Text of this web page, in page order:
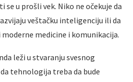
u prošli vek. Niko ne očekuje da
veštačku inteligenciju ili da
medicine i komunikacija.
leži u stvaranju svesnog
tehnologija treba da bude